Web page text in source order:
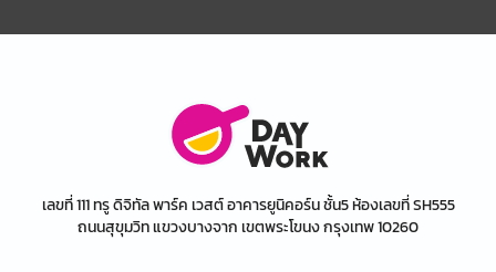
เลขที่ 111 ทรู ดิจิทัล พาร์ค เวสต์ อาคารยูนิคอร์น ชั้น5 ห้องเลขที่ SH555
ถนนสุขุมวิท แขวงบางจาก เขตพระโขนง กรุงเทพ 10260